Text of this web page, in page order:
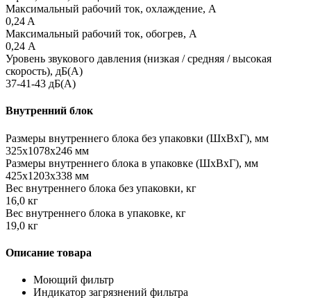
Максимальный рабочий ток, охлаждение, А
0,24 A
Максимальный рабочий ток, обогрев, А
0,24 А
Уровень звукового давления (низкая / средняя / высокая
скорость), дБ(А)
37-41-43 дБ(А)
Внутренний блок
Размеры внутреннего блока без упаковки (ШхВхГ), мм
325х1078х246 мм
Размеры внутреннего блока в упаковке (ШхВхГ), мм
425х1203х338 мм
Вес внутреннего блока без упаковки, кг
16,0 кг
Вес внутреннего блока в упаковке, кг
19,0 кг
Описание товара
Моющий фильтр
Индикатор загрязнений фильтра